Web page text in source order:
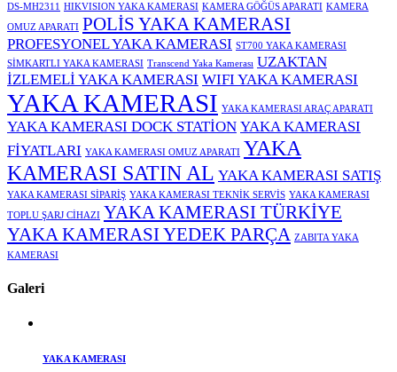
DS-MH2311
HIKVISION YAKA KAMERASI KAMERA GÖĞÜS APARATI KAMERA
OMUZ APARATI POLİS YAKA KAMERASI
PROFESYONEL YAKA KAMERASI ST700 YAKA KAMERASI
SİMKARTLI YAKA KAMERASI Transcend Yaka Kamerası UZAKTAN
İZLEMELİ YAKA KAMERASI WIFI YAKA KAMERASI
YAKA KAMERASI YAKA KAMERASI ARAÇ APARATI
YAKA KAMERASI DOCK STATİON YAKA KAMERASI
FİYATLARI YAKA KAMERASI OMUZ APARATI YAKA
KAMERASI SATIN AL YAKA KAMERASI SATIŞ
YAKA KAMERASI SİPARİŞ YAKA KAMERASI TEKNİK SERVİS YAKA KAMERASI
TOPLU ŞARJ CİHAZI YAKA KAMERASI TÜRKİYE
YAKA KAMERASI YEDEK PARÇA ZABITA YAKA
KAMERASI
Galeri
YAKA KAMERASI